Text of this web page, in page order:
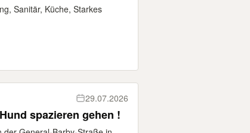
Sanitär, Küche, Starkes
29.07.2026
spazieren gehen !